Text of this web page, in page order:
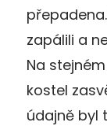
zapálili a
Na
kostel
údajně byl